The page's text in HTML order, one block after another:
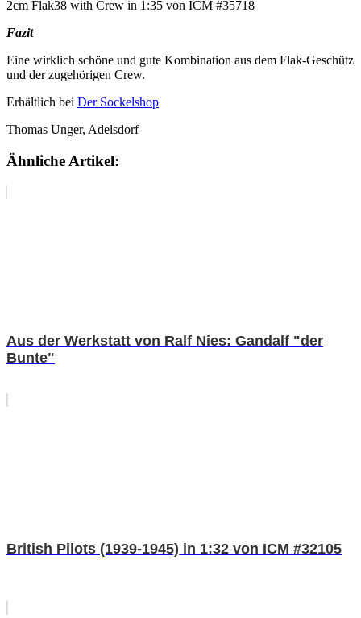
Fazit
Eine wirklich schöne und gute Kombination aus dem Flak-Geschütz
und der zugehörigen Crew.
Erhältlich bei Der Sockelshop
Thomas Unger, Adelsdorf
Ähnliche Artikel:
Aus der Werkstatt von Ralf Nies: Gandalf "der
Bunte"
British Pilots (1939-1945) in 1:32 von ICM #32105